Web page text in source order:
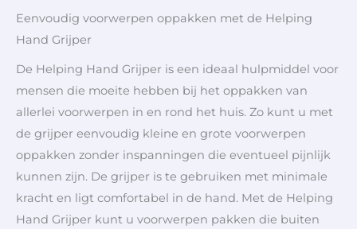
Eenvoudig voorwerpen oppakken met de Helping
Hand Grijper
De Helping Hand Grijper is een ideaal hulpmiddel voor
mensen die moeite hebben bij het oppakken van
allerlei voorwerpen in en rond het huis. Zo kunt u met
de grijper eenvoudig kleine en grote voorwerpen
oppakken zonder inspanningen die eventueel pijnlijk
kunnen zijn. De grijper is te gebruiken met minimale
kracht en ligt comfortabel in de hand. Met de Helping
Hand Grijper kunt u voorwerpen pakken die buiten